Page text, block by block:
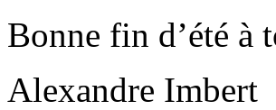
Bonne fin d’été à
Alexandre Imbert